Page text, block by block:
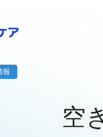
報
空